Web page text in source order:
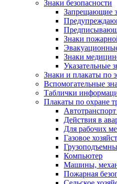
Знаки безопасности
Запрещающие
Знаки
Знаки
Указательные
Знаки и плакаты по
Вспомогательные
Таблички
Плакаты по охране
Действия в
Для рабочих
Газовое
Компьютер
Машины,
Пожарная